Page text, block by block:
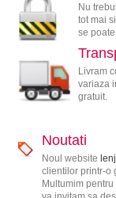
Nu
tot mai
se
Livram
variaza
gratuit.
Noutati
Noul website
clientilor printr-o
Multumim